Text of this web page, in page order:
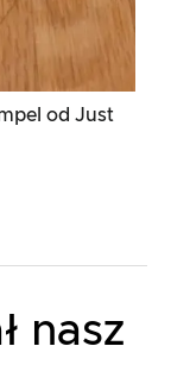
od Just
nasz